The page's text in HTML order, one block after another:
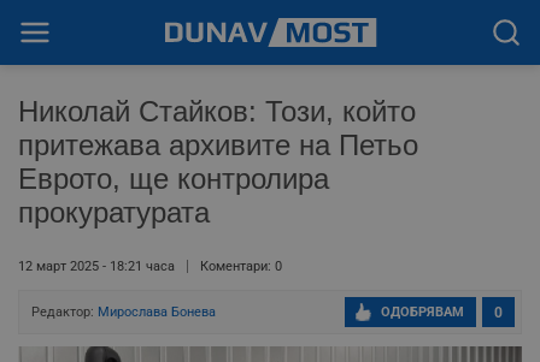
Николай Стайков: Този, който
притежава архивите на Петьо
Еврото, ще контролира
прокуратурата
12 март 2025 - 18:21 часа Коментари: 0
Редактор: Мирослава Бонева 0
ОДОБРЯВАМ